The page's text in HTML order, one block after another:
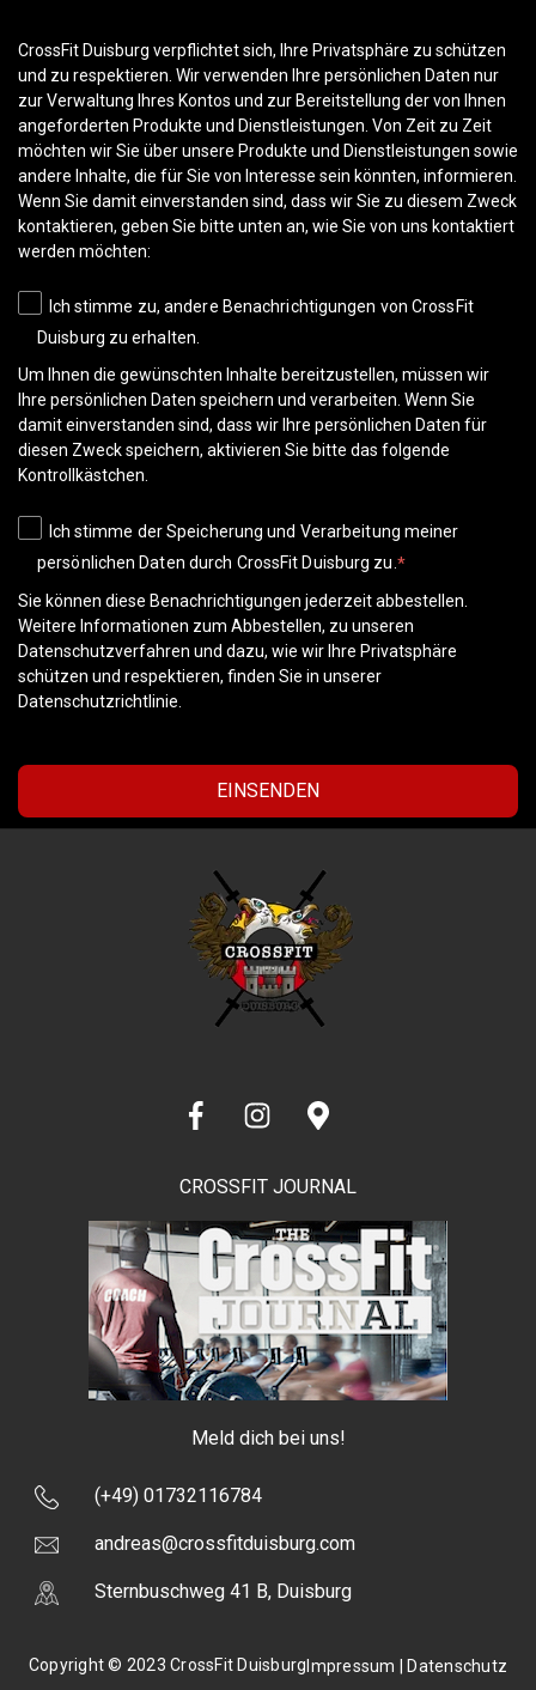
CrossFit Duisburg verpflichtet sich, Ihre Privatsphäre zu schützen
und zu respektieren. Wir verwenden Ihre persönlichen Daten nur
zur Verwaltung Ihres Kontos und zur Bereitstellung der von Ihnen
angeforderten Produkte und Dienstleistungen. Von Zeit zu Zeit
möchten wir Sie über unsere Produkte und Dienstleistungen sowie
andere Inhalte, die für Sie von Interesse sein könnten, informieren.
Wenn Sie damit einverstanden sind, dass wir Sie zu diesem Zweck
kontaktieren, geben Sie bitte unten an, wie Sie von uns kontaktiert
werden möchten:
Ich stimme zu, andere Benachrichtigungen von CrossFit
Duisburg zu erhalten.
Um Ihnen die gewünschten Inhalte bereitzustellen, müssen wir
Ihre persönlichen Daten speichern und verarbeiten. Wenn Sie
damit einverstanden sind, dass wir Ihre persönlichen Daten für
diesen Zweck speichern, aktivieren Sie bitte das folgende
Kontrollkästchen.
Ich stimme der Speicherung und Verarbeitung meiner
persönlichen Daten durch CrossFit Duisburg zu. *
Sie können diese Benachrichtigungen jederzeit abbestellen.
Weitere Informationen zum Abbestellen, zu unseren
Datenschutzverfahren und dazu, wie wir Ihre Privatsphäre
schützen und respektieren, finden Sie in unserer
Datenschutzrichtlinie.
CROSSFIT JOURNAL
Meld dich bei uns!
(+49) 01732116784
andreas@crossfitduisburg.com
Sternbuschweg 41 B, Duisburg
Copyright © 2023 CrossFit Duisburg Impressum | Datenschutz